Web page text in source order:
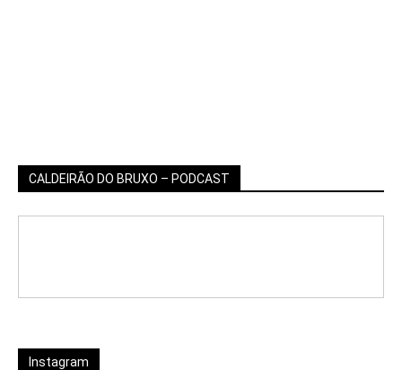
CALDEIRÃO DO BRUXO – PODCAST
Instagram